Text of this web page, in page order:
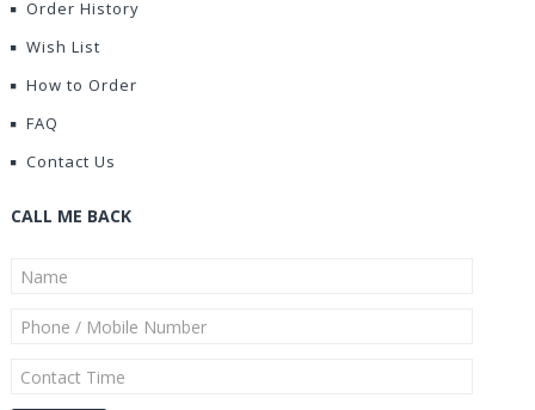
Order History
Wish List
How to Order
FAQ
Contact Us
CALL ME BACK